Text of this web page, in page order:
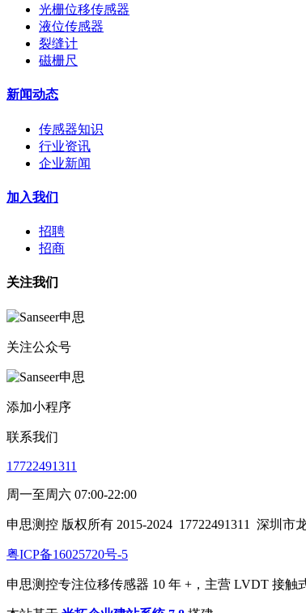
光栅位移传感器
液位传感器
裂缝计
磁栅尺
新闻动态
传感器知识
行业资讯
企业新闻
加入我们
招聘
招商
关注我们
关注公众号
添加小程序
联系我们
17722491311
周一至周六 07:00-22:00
申思测控 版权所有 2015-2024 17722491311 深圳市
粤ICP备16025720号-5
申思测控专注位移传感器 10 年 +，主营 LVDT 接触